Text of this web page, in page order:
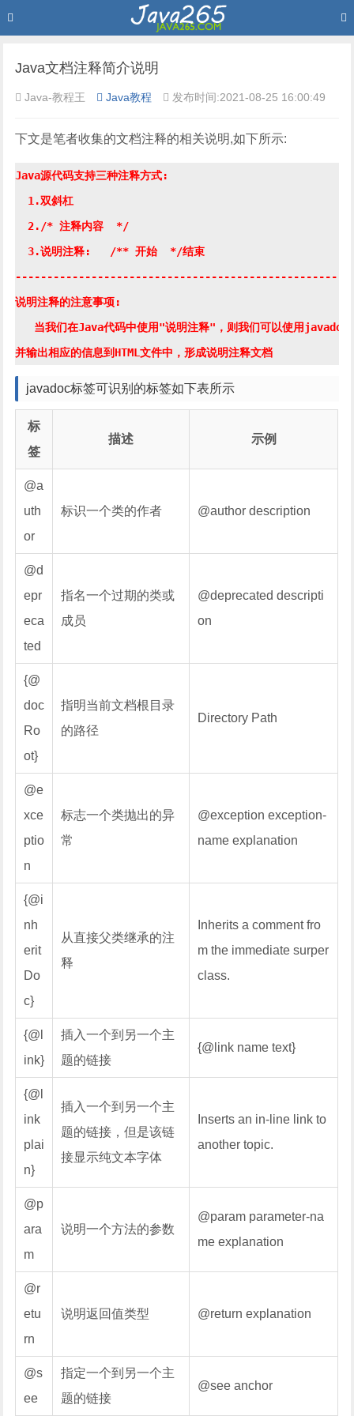
Java文档注释简介说明
Java-教程王 Java教程 发布时间:2021-08-25 16:00:49
下文是笔者收集的文档注释的相关说明,如下所示:
Java源代码支持三种注释方式:
  1.双斜杠
  2./* 注释内容  */
  3.说明注释:   /** 开始  */结束
---------------------------------------------------
说明注释的注意事项:
当我们在Java代码中使用"说明注释"，则我们可以使用javadoc
javadoc标签可识别的标签如下表所示
标
签
描述 示例
@a
uth
or
标识一个类的作者 @author description
@d
epr
eca
ted
指名一个过期的类或
成员
@deprecated descripti
on
{@
doc
Ro
ot}
指明当前文档根目录
的路径
Directory Path
@e
xce
ptio
n
标志一个类抛出的异
常
@exception exception-
name explanation
{@i
nh
erit
Do
c}
从直接父类继承的注
释
Inherits a comment fro
m the immediate surper
class.
{@l
ink}
插入一个到另一个主
题的链接
{@link name text}
{@l
ink
plai
n}
插入一个到另一个主
题的链接，但是该链
接显示纯文本字体
Inserts an in-line link to
another topic.
@p
ara
m
说明一个方法的参数
@param parameter-na
me explanation
@r
etu
rn
说明返回值类型 @return explanation
@s
ee
指定一个到另一个主
题的链接
@see anchor